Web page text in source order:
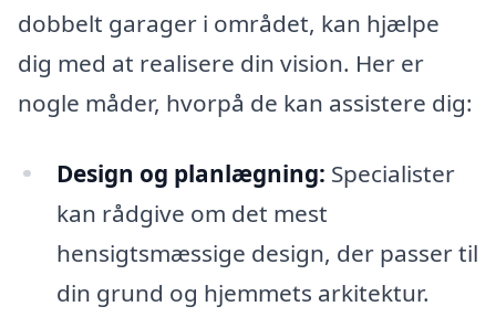
dobbelt garager i området, kan hjælpe
dig med at realisere din vision. Her er
nogle måder, hvorpå de kan assistere dig:
Design og planlægning: Specialister
kan rådgive om det mest
hensigtsmæssige design, der passer til
din grund og hjemmets arkitektur.